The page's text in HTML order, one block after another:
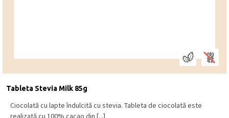
Tableta Stevia Milk 85g
Ciocolată cu lapte îndulcită cu stevia. Tableta de ciocolată este
realizată cu 100% cacao din [...]